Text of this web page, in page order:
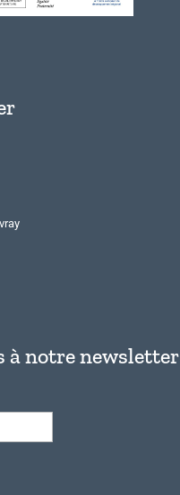
à notre newsletter